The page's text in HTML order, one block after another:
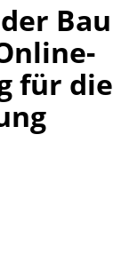
Bau
für die